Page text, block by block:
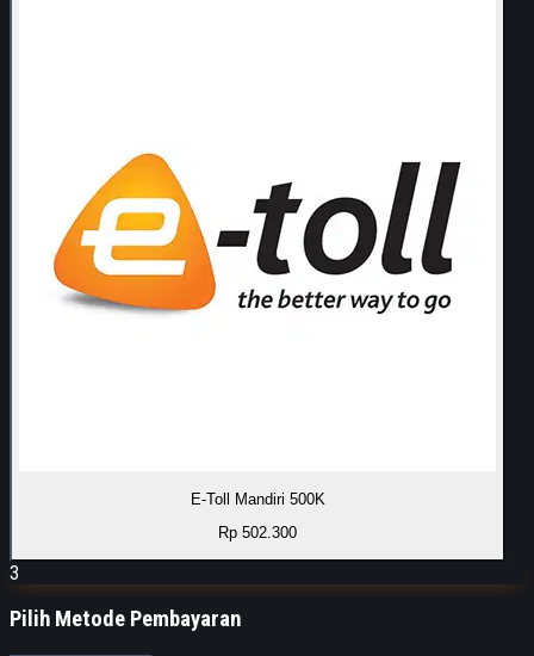
E-Toll Mandiri 500K
Rp 502.300
3
Pilih Metode Pembayaran